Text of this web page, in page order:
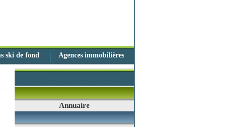
ski de fond Agences immobilières
Annuaire